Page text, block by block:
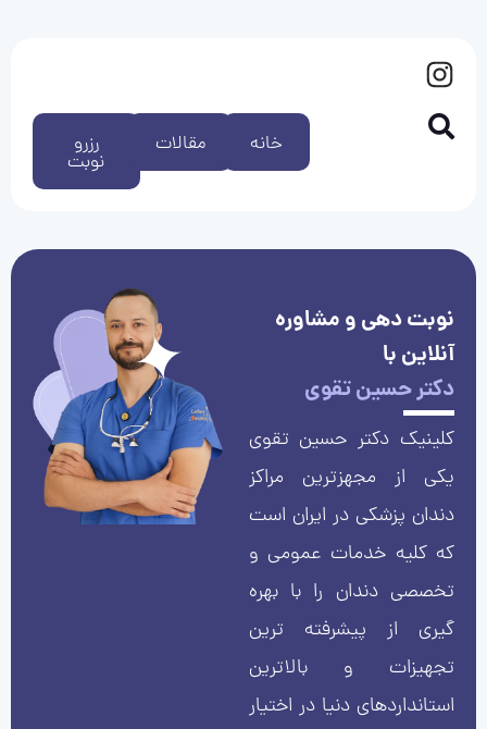
رزرو
نوبت
مقالات خانه
نوبت دهی و مشاوره
آنلاین با
دکتر حسین تقوی
کلینیک دکتر حسین تقوی
یکی از مجهزترین مراکز
دندان پزشکی در ایران است
که کلیه خدمات عمومی و
تخصصی دندان را با بهره
گیری از پیشرفته ترین
تجهیزات و بالاترین
استانداردهای دنیا در اختیار